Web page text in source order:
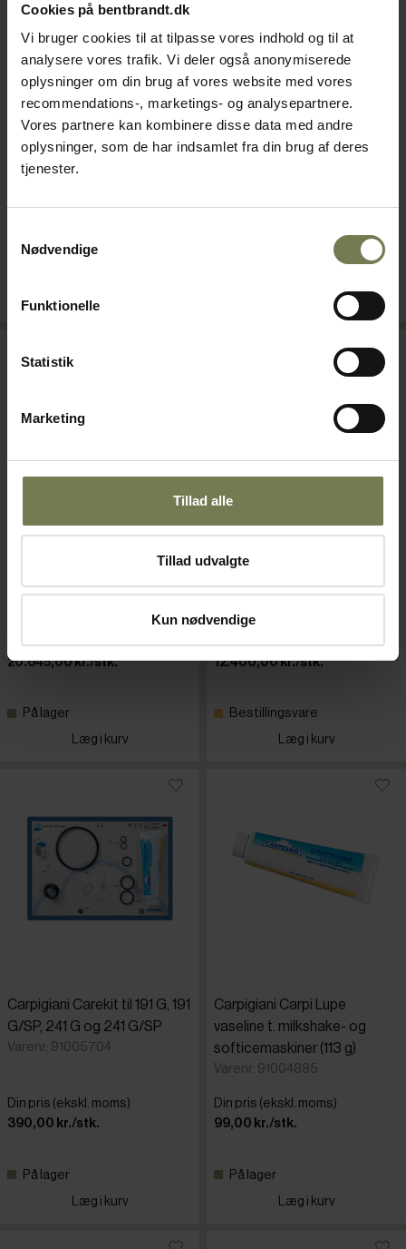
Cookies på bentbrandt.dk
Vi bruger cookies til at tilpasse vores indhold og til at
analysere vores trafik. Vi deler også anonymiserede
oplysninger om din brug af vores website med vores
recommendations-, marketings- og analysepartnere.
Vores partnere kan kombinere disse data med andre
oplysninger, som de har indsamlet fra din brug af deres
tjenester.
Nødvendige
Funktionelle
Statistik
Marketing
Tillad alle
Tillad udvalgte
Kun nødvendige
Coldline plasthylde, 1/1 GN
Varenr: 80202105
Læg i kurv
Coldline J100/1M
indstiksvogn til køleskab
Læg i kurv
slushicedispenser
Din pris (ekskl. moms)
20.645,00 kr./stk.
På lager
Læg i kurv
Bras FBM 1PL
slushicedispenser
Din pris (ekskl. moms)
12.400,00 kr./stk.
Bestillingsvare
Læg i kurv
Carpigiani Carekit til 191 G, 191
G/SP, 241 G og 241 G/SP
Varenr: 91005704
Din pris (ekskl. moms)
390,00 kr./stk.
På lager
Læg i kurv
Carpigiani Carpi Lupe
vaseline t. milkshake- og
softicemaskiner (113 g)
Varenr: 91004885
Din pris (ekskl. moms)
99,00 kr./stk.
På lager
Læg i kurv